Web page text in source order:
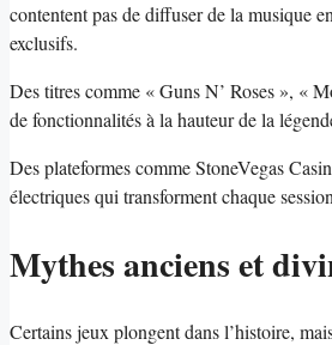
contentent pas de diffuser de la musique
exclusifs.
Des titres comme « Guns N’ Roses », «
de fonctionnalités à la hauteur de la
Des plateformes comme StoneVegas
électriques qui transforment chaque
Mythes anciens et
Certains jeux plongent dans l’histoire,